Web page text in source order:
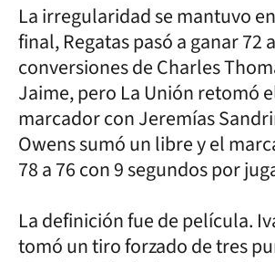
La irregularidad se mantuvo
final, Regatas pasó a ganar 72
conversiones de Charles
Jaime, pero La Unión retomó
marcador con Jeremías
Owens sumó un libre y el
78 a 76 con 9 segundos por
La definición fue de película.
tomó un tiro forzado de tres